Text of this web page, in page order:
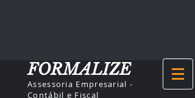
Assessoria Empresarial -
Contábil e Fiscal
FORMALIZE